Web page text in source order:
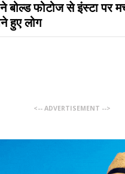
ने बोल्ड फोटोज से इंस्टा पर
हुए लोग
<-- ADVERTISEMENT -->